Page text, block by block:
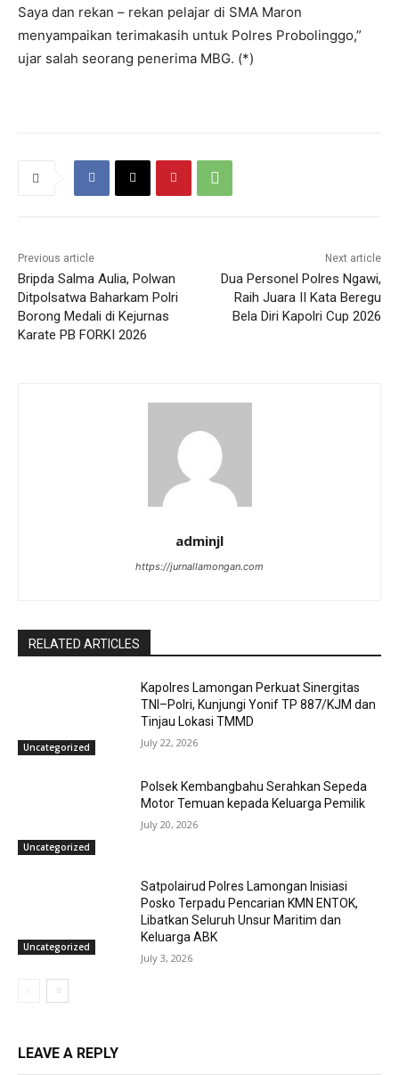
Saya dan rekan – rekan pelajar di SMA Maron
menyampaikan terimakasih untuk Polres Probolinggo,”
ujar salah seorang penerima MBG. (*)
Previous article
Bripda Salma Aulia, Polwan
Ditpolsatwa Baharkam Polri
Borong Medali di Kejurnas
Karate PB FORKI 2026
Next article
Dua Personel Polres Ngawi,
Raih Juara II Kata Beregu
Bela Diri Kapolri Cup 2026
adminjl
https://jurnallamongan.com
RELATED ARTICLES
Uncategorized
Kapolres Lamongan Perkuat Sinergitas
TNI–Polri, Kunjungi Yonif TP 887/KJM dan
Tinjau Lokasi TMMD
July 22, 2026
Uncategorized
Polsek Kembangbahu Serahkan Sepeda
Motor Temuan kepada Keluarga Pemilik
July 20, 2026
Uncategorized
Satpolairud Polres Lamongan Inisiasi
Posko Terpadu Pencarian KMN ENTOK,
Libatkan Seluruh Unsur Maritim dan
Keluarga ABK
July 3, 2026
LEAVE A REPLY